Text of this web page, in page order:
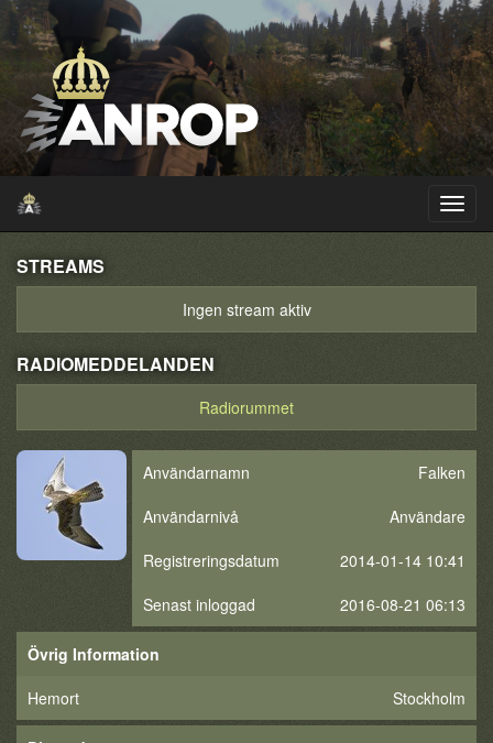
STREAMS
Ingen stream aktiv
RADIOMEDDELANDEN
Radiorummet
Användarnamn
Falken
Användarnivå
Användare
Registreringsdatum
2014-01-14 10:41
Senast inloggad
2016-08-21 06:13
Övrig Information
Hemort
Stockholm